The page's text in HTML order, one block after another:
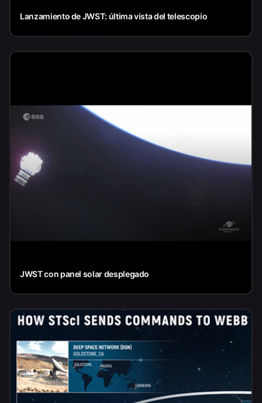
Lanzamiento de JWST: última vista del telescopio
JWST con panel solar desplegado